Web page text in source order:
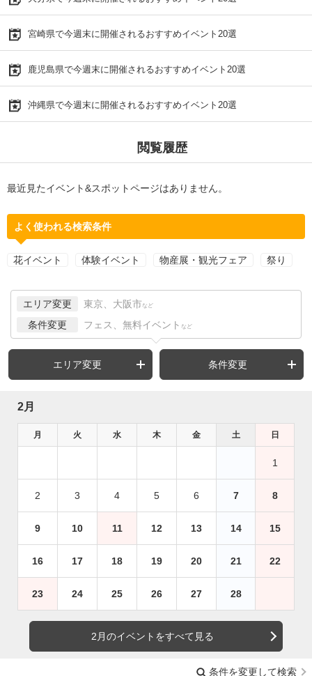
宮崎県で今週末に開催されるおすすめイベント20選
鹿児島県で今週末に開催されるおすすめイベント20選
沖縄県で今週末に開催されるおすすめイベント20選
閲覧履歴
最近見たイベント&スポットページはありません。
よく使われる検索条件
花イベント 体験イベント 物産展・観光フェア 祭り
エリア変更 東京、大阪市 など
条件変更 フェス、無料イベント など
エリア変更 条件変更
2月
月 火 水 木 金 土 日
1
2 3 4 5 6 7 8
9 10 11 12 13 14 15
16 17 18 19 20 21 22
23 24 25 26 27 28
2月のイベントをすべて見る
条件を変更して検索